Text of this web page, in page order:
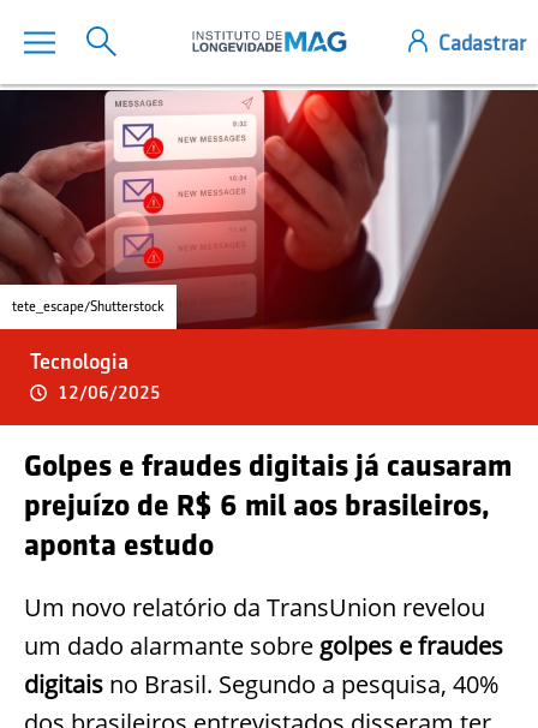
tete_escape/Shutterstock
Tecnologia
12/06/2025
Golpes e fraudes digitais já causaram
prejuízo de R$ 6 mil aos brasileiros,
aponta estudo
Um novo relatório da TransUnion revelou
um dado alarmante sobregolpes e fraudes
digitais no Brasil. Segundo a pesquisa, 40%